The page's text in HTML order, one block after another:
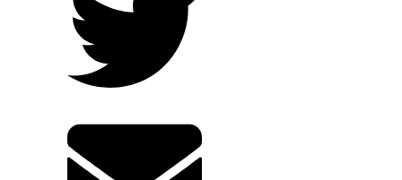
Xử lý môi trường hiệu quả cho trại gà